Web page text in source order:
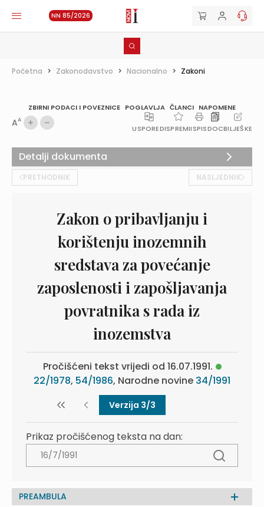
NN 85/2026
Početna > Zakonodavstvo > Nacionalno > Zakoni
ZBIRNI PODACI I POVEZNICE POGLAVLJA ČLANCI NAPOMENE
AA
USPOREDISPREMIISPISDOCBILJEŠKE
PRETHODNIK NASLJEDNIK
Zakon o pribavljanju i
korištenju inozemnih
sredstava za povećanje
zaposlenosti i zapošljavanja
povratnika s rada iz
inozemstva
Pročišćeni tekst vrijedi od 16.07.1991.
22/1978, 54/1986, Narodne novine 34/1991
Verzija 3/3
Prikaz pročišćenog teksta na dan:
PREAMBULA
Detalji dokumenta